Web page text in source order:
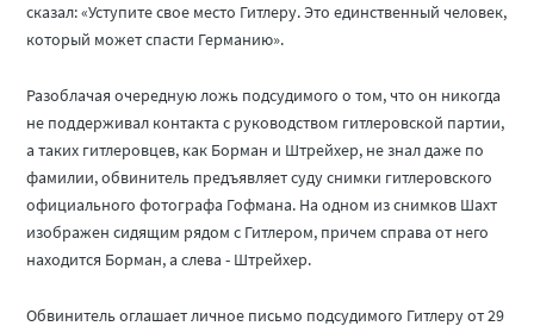
сказал: «Уступите свое место Гитлеру. Это единственный человек,
который может спасти Германию».
Разоблачая очередную ложь подсудимого о том, что он никогда
не поддерживал контакта с руководством гитлеровской партии,
a таких гитлеровцев, как Борман и Штрейхер, не знал даже по
фамилии, обвинитель предъявляет суду снимки гитлеровского
официального фотографа Гофмана. На одном из снимков Шахт
изображен сидящим рядом с Гитлером, причем справа от него
находится Борман, а слева - Штрейхер.
Обвинитель оглашает личное письмо подсудимого Гитлеру от 29